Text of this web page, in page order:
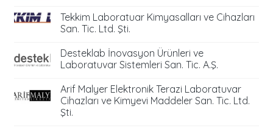
Tekkim Laboratuar Kimyasalları ve Cihazları
San. Tic. Ltd. Şti.
Desteklab İnovasyon Ürünleri ve
Laboratuvar Sistemleri San. Tic. A.Ş.
Arif Malyer Elektronik Terazi Laboratuvar
Cihazları ve Kimyevi Maddeler San. Tic. Ltd.
Şti.